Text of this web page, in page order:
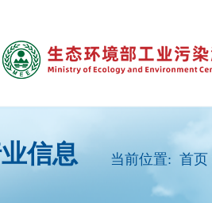
信息 当前位置: 首页